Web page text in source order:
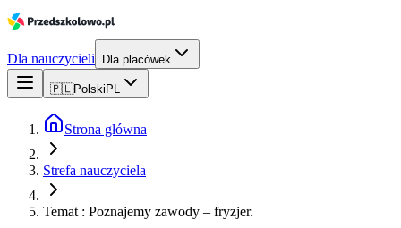
Dla nauczycieli Dla placówek
🇵🇱Polski PL
Strona główna
Strefa nauczyciela
Temat : Poznajemy zawody – fryzjer.